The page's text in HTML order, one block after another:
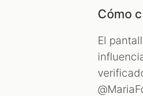
Cómo
El